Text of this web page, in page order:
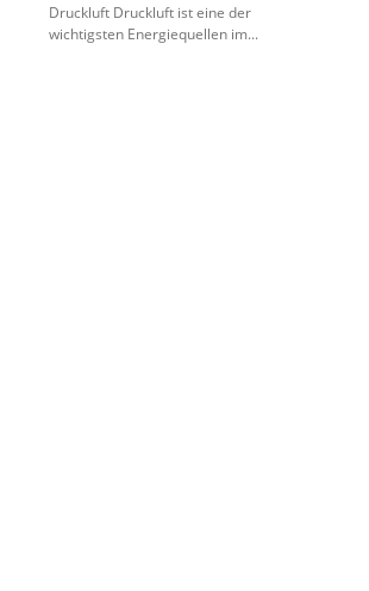
Druckluft Druckluft ist eine der
wichtigsten Energiequellen im...